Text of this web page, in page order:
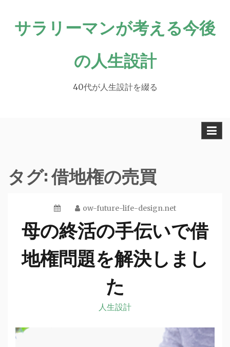
サラリーマンが考える今後
の人生設計
40代が人生設計を綴る
タグ:借地権の売買
ow-future-life-design.net
母の終活の手伝いで借
地権問題を解決しまし
た
人生設計